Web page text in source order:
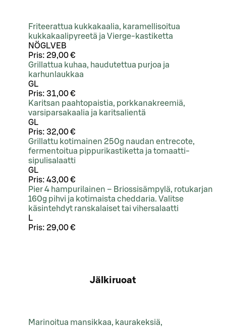
Friteerattua kukkakaalia, karamellisoitua
kukkakaalipyreetä ja Vierge-kastiketta
NÖGLVEB
Pris: 29,00 €
Grillattua kuhaa, haudutettua purjoa ja
karhunlaukkaa
GL
Pris: 31,00 €
Karitsan paahtopaistia, porkkanakreemiä,
varsiparsakaalia ja karitsalientä
GL
Pris: 32,00 €
Grillattu kotimainen 250g naudan entrecote,
fermentoitua pippurikastiketta ja tomaatti-
sipulisalaatti
GL
Pris: 43,00 €
Pier 4 hampurilainen – Briossisämpylä, rotukarjan
160g pihvi ja kotimaista cheddaria. Valitse
käsintehdyt ranskalaiset tai vihersalaatti
L
Pris: 29,00 €
Jälkiruoat
Marinoitua mansikkaa, kaurakeksiä,